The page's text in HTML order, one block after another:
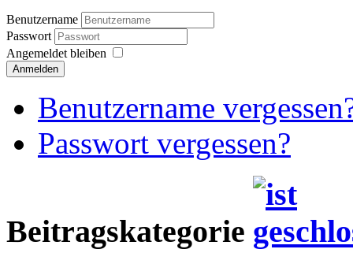
Benutzername
Passwort
Angemeldet bleiben
Anmelden
Benutzername
Passwort vergessen?
Beitragskategorie